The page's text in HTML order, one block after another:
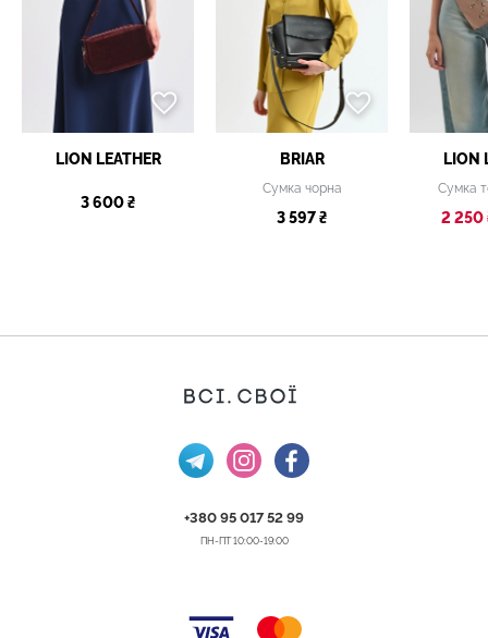
LION LEATHER
3 600 ₴
BRIAR
Сумка чорна
3 597 ₴
LION
Сумка
2 250
+380 95 017 52 99
ПН-ПТ 10:00-19:00